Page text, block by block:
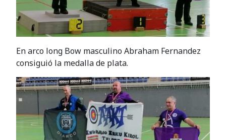
En arco long Bow masculino Abraham Fernandez
consiguió la medalla de plata.